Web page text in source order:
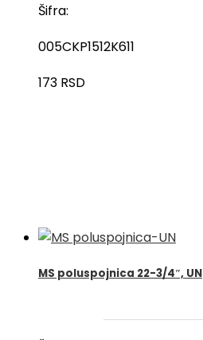
Šifra:
005CKP1512K611
173 RSD
MS poluspojnica 22-3/4″, UN